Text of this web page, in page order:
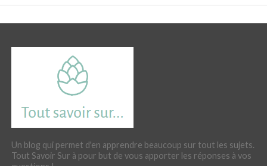
Un blog qui permet d'en apprendre beaucoup sur tout les sujets.
Tout Savoir Sur à pour but de vous apporter les réponses à vos